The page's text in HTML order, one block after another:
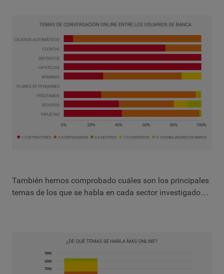
También hemos comprobado cuáles son los principales
temas de los que se habla en cada sector investigado…